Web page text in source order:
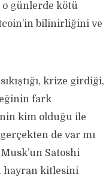
o günlerde kötü
bilinirliğini ve
krize girdiği,
fark
kim olduğu ile
de var mı
Satoshi
hayran kitlesini